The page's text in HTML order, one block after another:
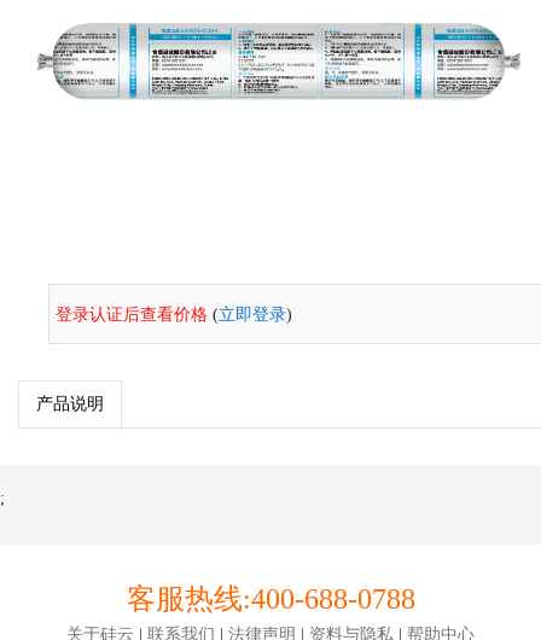
登录认证后查看价格 (立即登录)
产品说明
;
客服热线:400-688-0788
关于硅云 | 联系我们 | 法律声明 | 资料与隐私 | 帮助中心